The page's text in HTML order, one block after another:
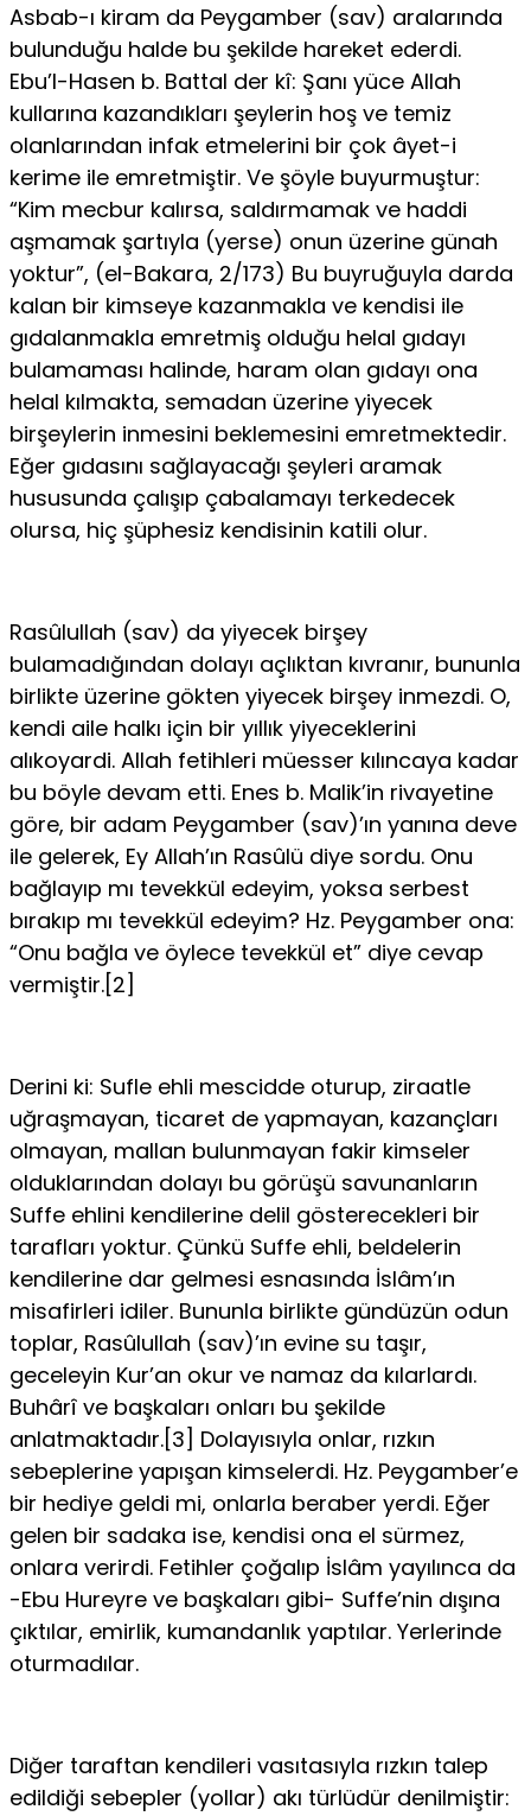
Asbab-ı kiram da Peygamber (sav) aralarında
bulunduğu halde bu şekil­de hareket ederdi.
Ebu’l-Hasen b. Battal der kî: Şanı yüce Allah
kullarına ka­zandıkları şeylerin hoş ve temiz
olanlarından infak etmelerini bir çok âyet-i
kerime ile emretmiştir. Ve şöyle buyurmuştur:
“Kim mecbur kalırsa, saldır­mamak ve haddi
aşmamak şartıyla (yerse) onun üzerine günah
yoktur”, (el-Bakara, 2/173) Bu buyruğuyla darda
kalan bir kimseye kazanmakla ve ken­disi ile
gıdalanmakla emretmiş olduğu helal gıdayı
bulamaması halinde, haram olan gıdayı ona
helal kılmakta, semadan üzerine yiyecek
birşeylerin inmesini beklemesini emretmektedir.
Eğer gıdasını sağlayacağı şeyleri ara­mak
hususunda çalışıp çabalamayı terkedecek
olursa, hiç şüphesiz kendisi­nin katili olur.
Rasûlullah (sav) da yiyecek birşey
bulamadığından dolayı açlıktan kıvranır, bununla
birlikte üzerine gökten yiyecek birşey inmezdi. O,
kendi aile hal­kı için bir yıllık yiyeceklerini
alıkoyardi. Allah fetihleri müesser kılıncaya ka­dar
bu böyle devam etti. Enes b. Malik’in rivayetine
göre, bir adam Peygam­ber (sav)’ın yanına deve
ile gelerek, Ey Allah’ın Rasûlü diye sordu. Onu
bağ­layıp mı tevekkül edeyim, yoksa serbest
bırakıp mı tevekkül edeyim? Hz. Pey­gamber ona:
“Onu bağla ve öylece tevekkül et” diye cevap
vermiştir.[2]
Derini ki: Sufle ehli mescidde oturup, ziraatle
uğraşmayan, ticaret de yap­mayan, kazançları
olmayan, mallan bulunmayan fakir kimseler
oldukların­dan dolayı bu görüşü savunanların
Suffe ehlini kendilerine delil gösterecek­leri bir
tarafları yoktur. Çünkü Suffe ehli, beldelerin
kendilerine dar gelmesi esnasında İslâm’ın
misafirleri idiler. Bununla birlikte gündüzün odun
toplar, Rasûlullah (sav)’ın evine su taşır,
geceleyin Kur’an okur ve namaz da kılarlardı.
Buhârî ve başkaları onları bu şekilde
anlatmaktadır.[3] Dolayısıyla onlar, rızkın
sebeplerine yapışan kimselerdi. Hz. Peygamber’e
bir hediye gel­di mi, onlarla beraber yerdi. Eğer
gelen bir sadaka ise, kendisi ona el sür­mez,
onlara verirdi. Fetihler çoğalıp İslâm yayılınca da
-Ebu Hureyre ve baş­kaları gibi- Suffe’nin dışına
çıktılar, emirlik, kumandanlık yaptılar. Yerlerin­de
oturmadılar.
Diğer taraftan kendileri vasıtasıyla rızkın talep
edildiği sebepler (yollar) akı türlüdür denilmiştir: